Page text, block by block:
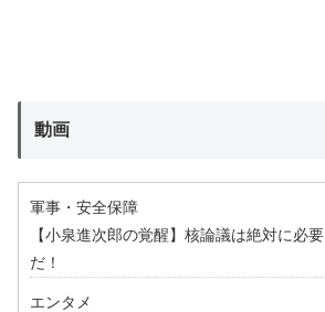
動画
軍事・安全保障
【小泉進次郎の覚醒】核論議は絶対に必要
だ！
エンタメ